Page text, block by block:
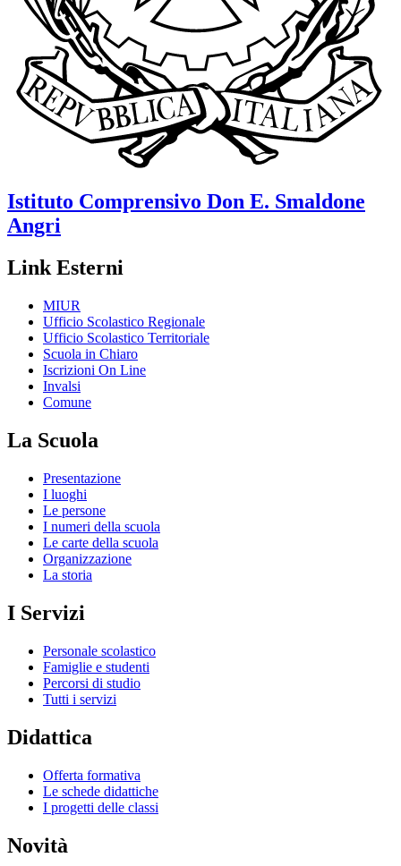
Istituto Comprensivo Don E. Smaldone
Angri
Link Esterni
MIUR
Ufficio Scolastico Regionale
Ufficio Scolastico Territoriale
Scuola in Chiaro
Iscrizioni On Line
Invalsi
Comune
La Scuola
Presentazione
I luoghi
Le persone
I numeri della scuola
Le carte della scuola
Organizzazione
La storia
I Servizi
Personale scolastico
Famiglie e studenti
Percorsi di studio
Tutti i servizi
Didattica
Offerta formativa
Le schede didattiche
I progetti delle classi
Novità